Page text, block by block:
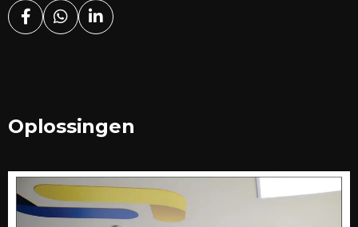
Oplossingen